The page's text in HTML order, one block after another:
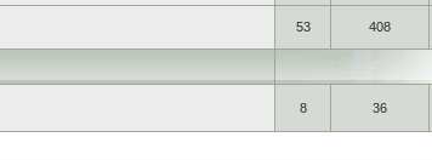
53 408
8 36